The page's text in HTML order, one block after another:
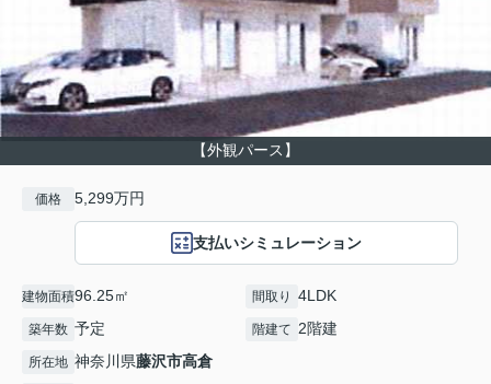
【外観パース】
価格 5,299万円
支払いシミュレーション
建物面積96.25㎡ 間取り 4LDK
築年数 予定 階建て 2階建
所在地 神奈川県藤沢市高倉